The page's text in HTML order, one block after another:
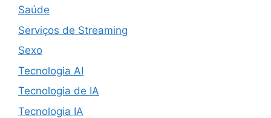
Saúde
Serviços de Streaming
Sexo
Tecnologia AI
Tecnologia de IA
Tecnologia IA